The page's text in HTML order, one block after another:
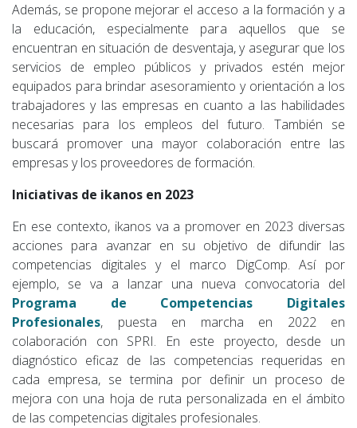
Además, se propone mejorar el acceso a la formación y a
la educación, especialmente para aquellos que se
encuentran en situación de desventaja, y asegurar que los
servicios de empleo públicos y privados estén mejor
equipados para brindar asesoramiento y orientación a los
trabajadores y las empresas en cuanto a las habilidades
necesarias para los empleos del futuro. También se
buscará promover una mayor colaboración entre las
empresas y los proveedores de formación.
Iniciativas de ikanos en 2023
En ese contexto, ikanos va a promover en 2023 diversas
acciones para avanzar en su objetivo de difundir las
competencias digitales y el marco DigComp. Así por
ejemplo, se va a lanzar una nueva convocatoria del
Programa de Competencias Digitales
Profesionales, puesta en marcha en 2022 en
colaboración con SPRI. En este proyecto, desde un
diagnóstico eficaz de las competencias requeridas en
cada empresa, se termina por definir un proceso de
mejora con una hoja de ruta personalizada en el ámbito
de las competencias digitales profesionales.